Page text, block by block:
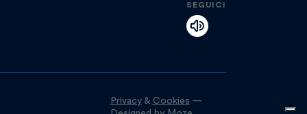
SEGUICI
Privacy& Cookies —